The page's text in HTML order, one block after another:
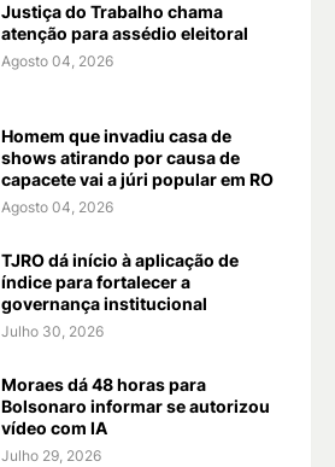
Justiça do Trabalho chama
atenção para assédio eleitoral
Agosto 04, 2026
Homem que invadiu casa de
shows atirando por causa de
capacete vai a júri popular em RO
Agosto 04, 2026
TJRO dá início à aplicação de
índice para fortalecer a
governança institucional
Julho 30, 2026
Moraes dá 48 horas para
Bolsonaro informar se autorizou
vídeo com IA
Julho 29, 2026